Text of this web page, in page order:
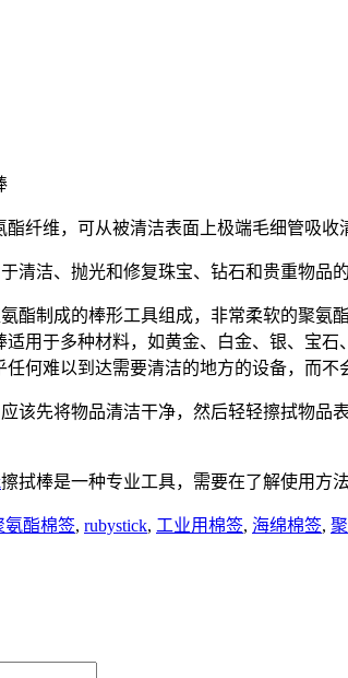
纤维，可从被清洁表面上极端毛细管吸收
清洁、抛光和修复珠宝、钻石和贵重物品的
酯制成的棒形工具组成，非常柔软的聚
用于多种材料，如黄金、白金、银、宝
何难以到达需要清洁的地方的设备，而不
该先将物品清洁干净，然后轻轻擦拭物
擦拭棒是一种专业工具，需要在了解使用方
氨酯棉签, rubystick, 工业用棉签, 海绵棉签,